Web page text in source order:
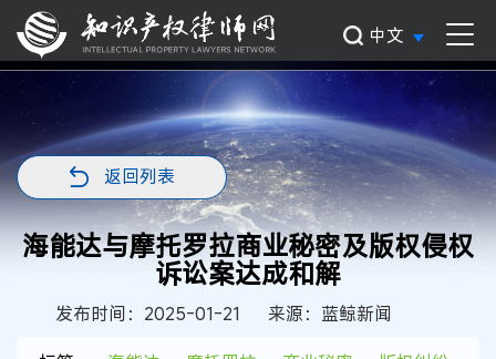
中文
返回列表
海能达与摩托罗拉商业秘密及版权侵权
诉讼案达成和解
发布时间：2025-01-21
来源：蓝鲸新闻